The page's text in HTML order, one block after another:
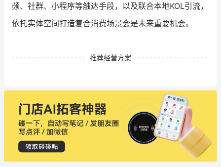
频、社群、小程序等触达手段，以及联合本地KOL引流，
依托实体空间打造复合消费场景会是未来重要机会。
推荐经营方案